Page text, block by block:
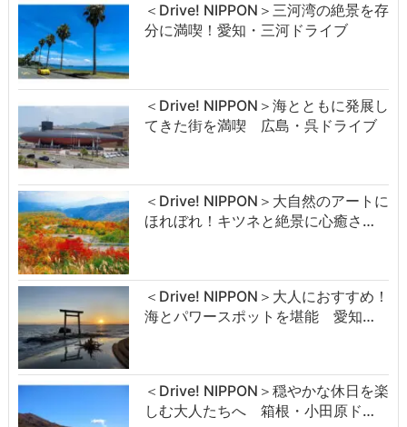
＜Drive! NIPPON＞三河湾の絶景を存
分に満喫！愛知・三河ドライブ
＜Drive! NIPPON＞海とともに発展し
てきた街を満喫 広島・呉ドライブ
＜Drive! NIPPON＞大自然のアートに
ほれぼれ！キツネと絶景に心癒さ…
＜Drive! NIPPON＞大人におすすめ！
海とパワースポットを堪能 愛知…
＜Drive! NIPPON＞穏やかな休日を楽
しむ大人たちへ 箱根・小田原ド…